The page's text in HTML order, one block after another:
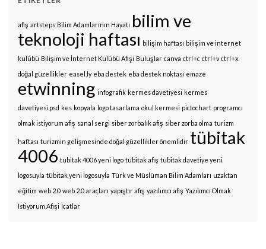
afiş artsteps Bilim Adamlarının Hayatı bilim ve
teknoloji haftası bilişim haftası bilişim ve internet
kulübü Bilişim ve İnternet Kulübü Afişi Buluşlar canva ctrl+c ctrl+v ctrl+x
doğal güzellikler easel.ly eba destek eba destek noktası emaze
etwinning infografik kermes davetiyesi kermes
davetiyesi.psd kes kopyala logo tasarlama okul kermesi pictochart programcı
olmak istiyorum afiş sanal sergi siber zorbalık afiş siber zorba olma turizm
haftası turizmin gelişmesinde doğal güzellikler önemlidir tübitak
4006 tübitak 4006 yeni logo tübitak afiş tübitak davetiye yeni
logosuyla tübitak yeni logosuyla Türk ve Müslüman Bilim Adamları uzaktan
eğitim web 2.0 web 2.0 araçları yapıştır afiş yazılımcı afiş Yazılımcı Olmak
İstiyorum Afişi İcatlar